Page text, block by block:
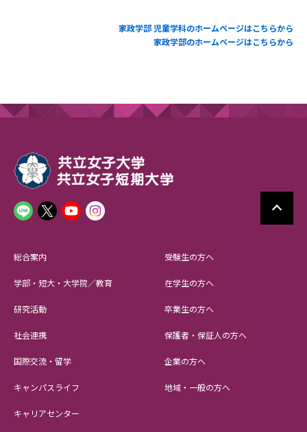
家政学部 児童学科のホームページはこちらから
家政学部のホームページはこちらから
総合案内
学部・短大・大学院／教育
研究活動
社会連携
国際交流・留学
キャンパスライフ
キャリアセンター
受験生の方へ
在学生の方へ
卒業生の方へ
保護者・保証人の方へ
企業の方へ
地域・一般の方へ